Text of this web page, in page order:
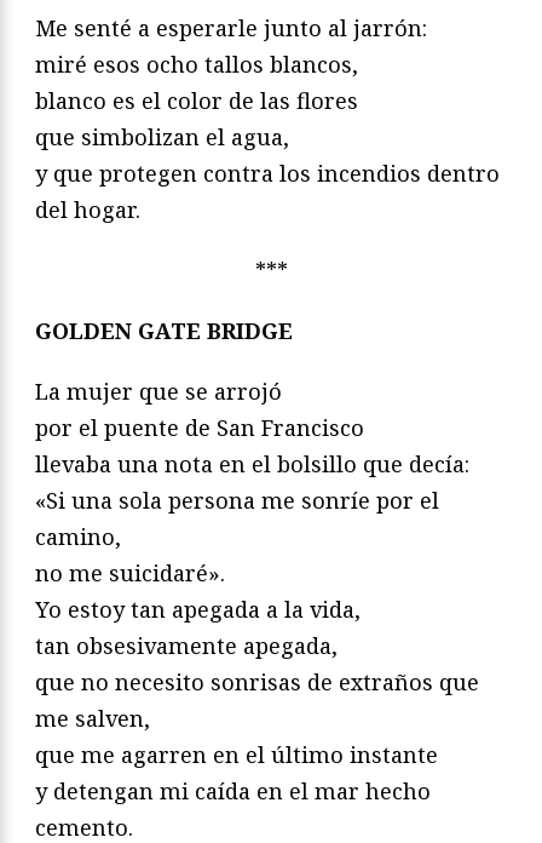
Me senté a esperarle junto al jarrón:
miré esos ocho tallos blancos,
blanco es el color de las flores
que simbolizan el agua,
y que protegen contra los incendios dentro
del hogar.
***
GOLDEN GATE BRIDGE
La mujer que se arrojó
por el puente de San Francisco
llevaba una nota en el bolsillo que decía:
«Si una sola persona me sonríe por el
camino,
no me suicidaré».
Yo estoy tan apegada a la vida,
tan obsesivamente apegada,
que no necesito sonrisas de extraños que
me salven,
que me agarren en el último instante
y detengan mi caída en el mar hecho
cemento.